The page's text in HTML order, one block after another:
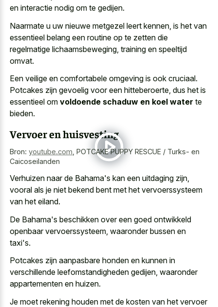
en interactie nodig om te gedijen.
Naarmate u uw nieuwe metgezel leert kennen, is het van
essentieel belang een routine op te zetten die
regelmatige lichaamsbeweging, training en speeltijd
omvat.
Een veilige en comfortabele omgeving is ook cruciaal.
Potcakes zijn gevoelig voor een hitteberoerte, dus het is
essentieel om voldoende schaduw en koel water te
bieden.
Vervoer en huisvesting
Bron: youtube.com POTCAKE PUPPY RESCUE / Turks- en
Caicoseilanden
Verhuizen naar de Bahama's kan een uitdaging zijn,
vooral als je niet bekend bent met het vervoerssysteem
van het eiland.
De Bahama's beschikken over een goed ontwikkeld
openbaar vervoerssysteem, waaronder bussen en
taxi's.
Potcakes zijn aanpasbare honden en kunnen in
verschillende leefomstandigheden gedijen, waaronder
appartementen en huizen.
Je moet rekening houden met de kosten van het vervoer